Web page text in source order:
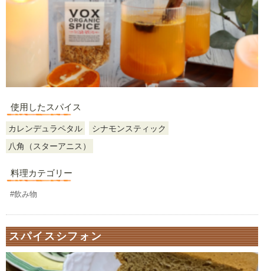
使用したスパイス
カレンデュラペタル
シナモンスティック
八角（スターアニス）
料理カテゴリー
#飲み物
スパイスシフォン